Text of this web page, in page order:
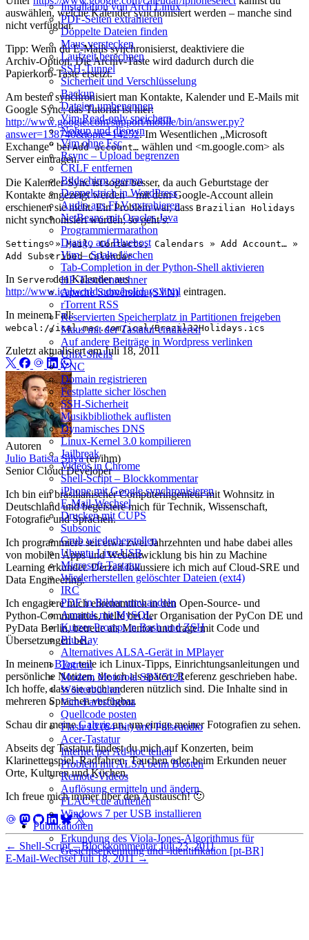
Installation von Arch Linux
PDF-Seiten extrahieren
Doppelte Dateien finden
Maus verstecken
Laufzeit berechnen
SSH-Tunnel
Sicherheit und Verschlüsselung
Backup
Dateien umbenennen
Vim Read‑only speichern
Nohup und disown
Vim ohne Esc
Rsync – Upload begrenzen
CRLF entfernen
Bildschirm sperren
Doppelstrich in WordPress
Audio aus FLV extrahieren
NetBeans mit Oracles Java
Programmiermarathon
Django auf Bluehost
Vim – Spalte löschen
Tab-Completion in der Python-Shell aktivieren
HP-Taschenrechner
Apache Subversion (SVN)
rTorrent RSS
Reservierten Speicherplatz in Partitionen freigeben
Maus mit der Tastatur emulieren
Auf andere Beiträge in Wordpress verlinken
Unix-Shells
VNC
Domain registrieren
Festplatte sicher löschen
SSH‑Sicherheit
Musikbibliothek auflisten
Dynamisches DNS
Linux‑Kernel 3.0 kompilieren
Jailbreak
Videos in Chrome
Shell‑Script – Blockkommentar
iPhone mit Google synchronisieren
E‑Mail‑Wechsel
Drucken mit CUPS
Subsonic
Grub wiederherstellen
Ubuntu Live‑USB
Microsoft‑Tastatur
Wiederherstellen gelöschter Dateien (ext4)
IRC
PDF in Bilder umwandeln
Amarok mit MySQL
Kurzer Prompt in Bash und ZSH
Blu‑Ray
Alternatives ALSA-Gerät in MPlayer
Torrent
Modem Motorola SBV5121
Wörterbücher
Vim-Farbschema
Quellcode posten
Flash 10 (64‑bit) und Pulseaudio
Acer-Tastatur
Internet per Ad-hoc teilen
Problem mit ALSA beim Booten
Remote-Videos
Auflösung ermitteln und ändern
FLAC+cue aufteilen
Windows 7 per USB installieren
Publikationen
Erkundung des Viola-Jones-Algorithmus für
Gesichtserkennung und -identifikation [pt-BR]
auswählen, welche Kalender synchonisiert werden – manche sind
nicht verfügbar.
Tipp: Wenn du E‑Mails synchronisierst, deaktiviere die
Archiv‑Option. Die Archiv‑Taste wird dadurch durch die
Papierkorb‑Taste ersetzt.
Am besten synchronisiert man Kontakte, Kalender und E‑Mails mit
Google Sync; das Tutorial ist hier:
http://www.google.com/support/mobile/bin/answer.py?
answer=138740&topic=14252. Im Wesentlichen „Microsoft
Exchange“ beiAdd account… wählen und <m.google.com> als
Server eintragen.
Die Kalender‑Sync ist sogar besser, da auch Geburtstage der
Kontakte angezeigt werden – mit dem Google‑Account allein
erschienen sie nicht. Ein Problem war, dass Brazilian Holidays
nicht synchonisiert wurden; so geht’s:
Settings » Mail, Contacts, Calendars » Add Account… »
Add Subscribed Calendar
In Serverden Kalender aus
http://www.icalworld.com/holidays.html eintragen.
In meinem Fall:
webcal://ical.mac.com/ical/Brazil32Holidays.ics
Zuletzt aktualisiert amJuli 18, 2011
Autoren
Julio Batista Silva(er/ihm)
Senior Cloud Developer
Ich bin ein brasilianischer Computeringenieur mit Wohnsitz in
Deutschland und begeistere mich für Technik, Wissenschaft,
Fotografie und Sprachen.
Ich programmiere seit etwa zwei Jahrzehnten und habe dabei alles
von mobilen Apps und Webentwicklung bis hin zu Machine
Learning erkundet. Derzeit fokussiere ich mich auf Cloud‑SRE und
Data Engineering.
Ich engagiere mich ehrenamtlich in den Open‑Source- und
Python‑Communities, helfe bei der Organisation der PyCon DE und
PyData Berlin, betreue als Mentor und trage mit Code und
Übersetzungen bei.
In meinemBlogteile ich Linux‑Tipps, Einrichtungsanleitungen und
persönliche Notizen, die ich als spätere Referenz geschrieben habe.
Ich hoffe, dass sie auch anderen nützlich sind. Die Inhalte sind in
mehreren Sprachen verfügbar.
Schau dir meineGaleriean, um einige meiner Fotografien zu sehen.
Abseits der Tastatur findest du mich auf Konzerten, beim
Klarinettenspiel, Radfahren, Tauchen oder beim Erkunden neuer
Orte, Kulturen und Küchen.
Ich freue mich immer über den Austausch! 🙂
← Shell‑Script – Blockkommentar Juli 23, 2011
E‑Mail‑Wechsel Juli 18, 2011→